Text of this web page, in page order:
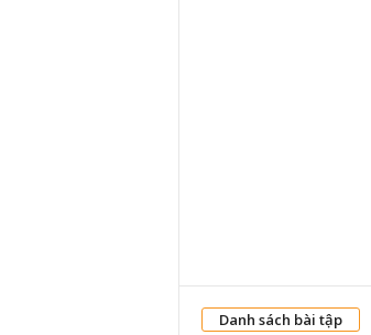
Danh sách bài tập